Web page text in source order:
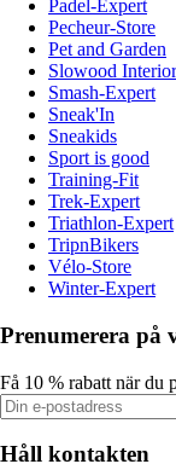
Padel-Expert
Pecheur-Store
Pet and Garden
Slowood Interior
Smash-Expert
Sneak'In
Sneakids
Sport is good
Training-Fit
Trek-Expert
Triathlon-Expert
TripnBikers
Vélo-Store
Winter-Expert
Prenumerera på
Få 10 % rabatt när du
Håll kontakten